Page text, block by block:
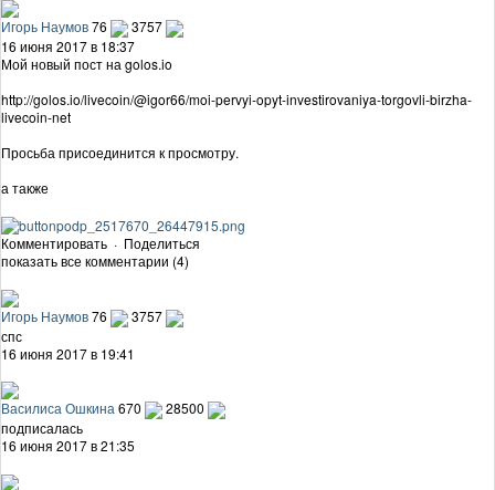
Игорь Наумов76
3757
16 июня 2017 в 18:37
Мой новый пост на golos.io
http://golos.io/livecoin/@igor66/moi-pervyi-opyt-investirovaniya-torgovli-birzha-
livecoin-net
Просьба присоединится к просмотру.
а также
Комментировать · Поделиться
показать все комментарии (4)
Игорь Наумов76
3757
спс
16 июня 2017 в 19:41
Василиса Ошкина 670
28500
подписалась
16 июня 2017 в 21:35